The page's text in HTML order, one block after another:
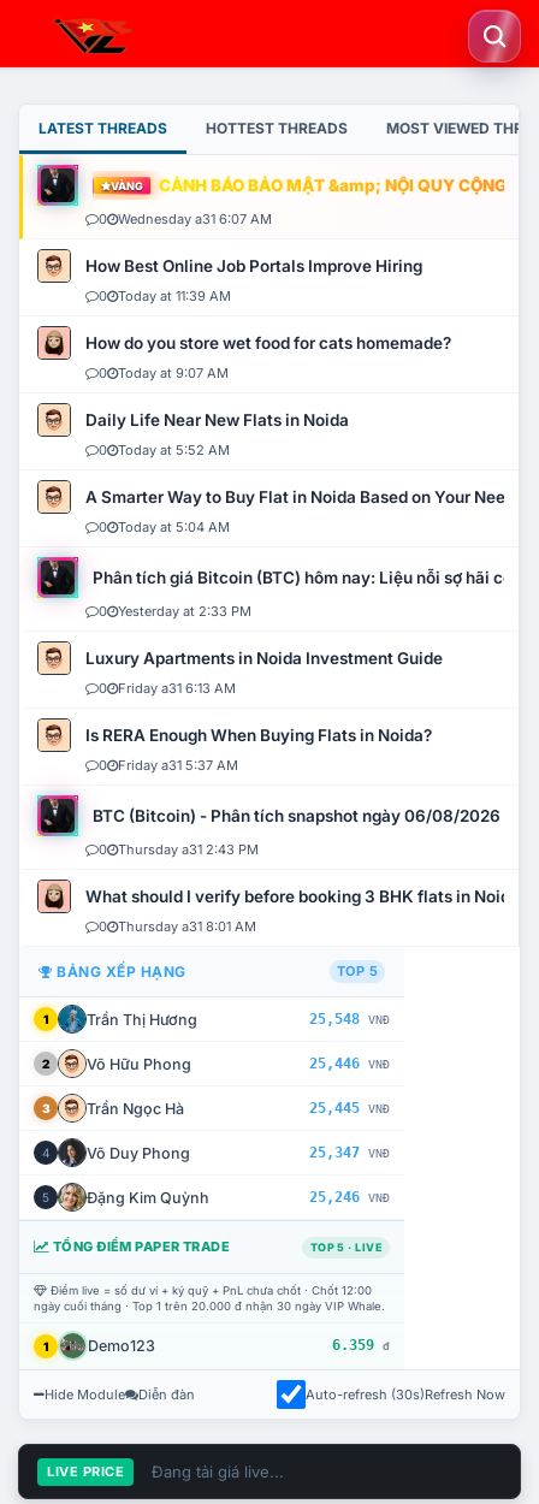
LATEST THREADS HOTTEST THREADS MOST VIEWED
VÀNG CẢNH BÁO BẢO MẬT &amp; NỘI QUY CỘNG
0 Wednesday a31 6:07 AM
How Best Online Job Portals Improve Hiring
0 Today at 11:39 AM
How do you store wet food for cats homemade?
0 Today at 9:07 AM
Daily Life Near New Flats in Noida
0 Today at 5:52 AM
A Smarter Way to Buy Flat in Noida Based on Your Needs
0 Today at 5:04 AM
Phân tích giá Bitcoin (BTC) hôm nay: Liệu nỗi sợ hãi có
0 Yesterday at 2:33 PM
Luxury Apartments in Noida Investment Guide
0 Friday a31 6:13 AM
Is RERA Enough When Buying Flats in Noida?
0 Friday a31 5:37 AM
BTC (Bitcoin) - Phân tích snapshot ngày 06/08/2026
0 Thursday a31 2:43 PM
What should I verify before booking 3 BHK flats in Noida?
0 Thursday a31 8:01 AM
BẢNG XẾP HẠNG TOP 5
1 Trần Thị Hương 25,548 VNĐ
2 Võ Hữu Phong 25,446 VNĐ
3 Trần Ngọc Hà 25,445 VNĐ
4 Võ Duy Phong 25,347 VNĐ
5 Đặng Kim Quỳnh 25,246 VNĐ
TỔNG ĐIỂM PAPER TRADE TOP 5 · LIVE
Điểm live = số dư ví + ký quỹ + PnL chưa chốt · Chốt 12:00
ngày cuối tháng · Top 1 trên 20.000 đ nhận 30 ngày VIP Whale.
1 Demo123 6.359 đ
Hide Module Diễn đàn Auto-refresh (30s)Refresh Now
LIVE PRICE Đang tải giá live...